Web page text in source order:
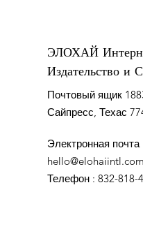
ЭЛОХАЙ
Издательство и
Почтовый ящик
Сайпресс, Техас
Электронная почта
hello@elohaiintl.com
Телефон : 832-818-